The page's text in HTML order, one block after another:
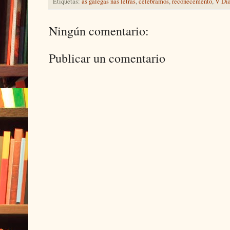
Ningún comentario:
Publicar un comentario